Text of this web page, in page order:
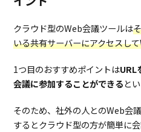
クラウド型のWeb会議ツールは
いる共有サーバーにアクセスし
1つ目のおすすめポイントはURL
会議に参加することができると
そのため、社外の人とのWeb会
するとクラウド型の方が簡単に